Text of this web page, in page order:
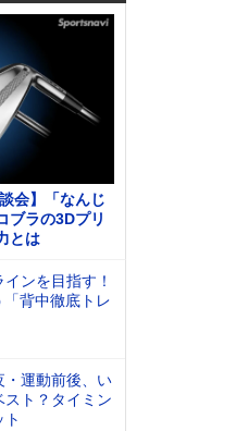
会】「なんじ
ブラの3Dプリ
とは
ンを目指す！
背中徹底トレ
・運動前後、い
ト？タイミン